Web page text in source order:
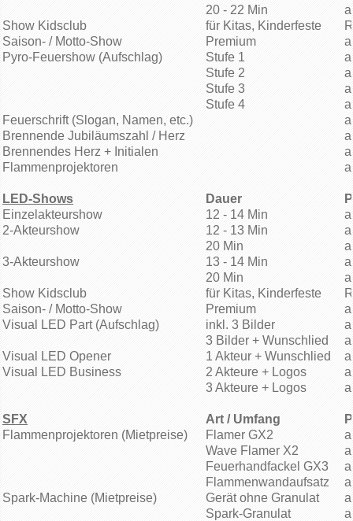
20 - 22 Min
Show Kidsclub
für Kitas, Kinderfeste
Saison- / Motto-Show
Premium
Pyro-Feuershow (Aufschlag)
Stufe 1
Stufe 2
Stufe 3
Stufe 4
Feuerschrift (Slogan, Namen, etc.)
Brennende Jubiläumszahl / Herz
Brennendes Herz + Initialen
Flammenprojektoren
LED-Shows Dauer
Einzelakteurshow
12 - 14 Min
2-Akteurshow
12 - 13 Min
20 Min
3-Akteurshow
13 - 14 Min
20 Min
Show Kidsclub
für Kitas, Kinderfeste
Saison- / Motto-Show
Premium
Visual LED Part (Aufschlag)
inkl. 3 Bilder
3 Bilder + Wunschlied
Visual LED Opener
1 Akteur + Wunschlied
Visual LED Business
2 Akteure + Logos
3 Akteure + Logos
SFX Art / Umfang
Flammenprojektoren (Mietpreise)
Flamer GX2
Wave Flamer X2
Feuerhandfackel GX3
Flammenwandaufsatz
Spark-Machine (Mietpreise)
Gerät ohne Granulat
Spark-Granulat